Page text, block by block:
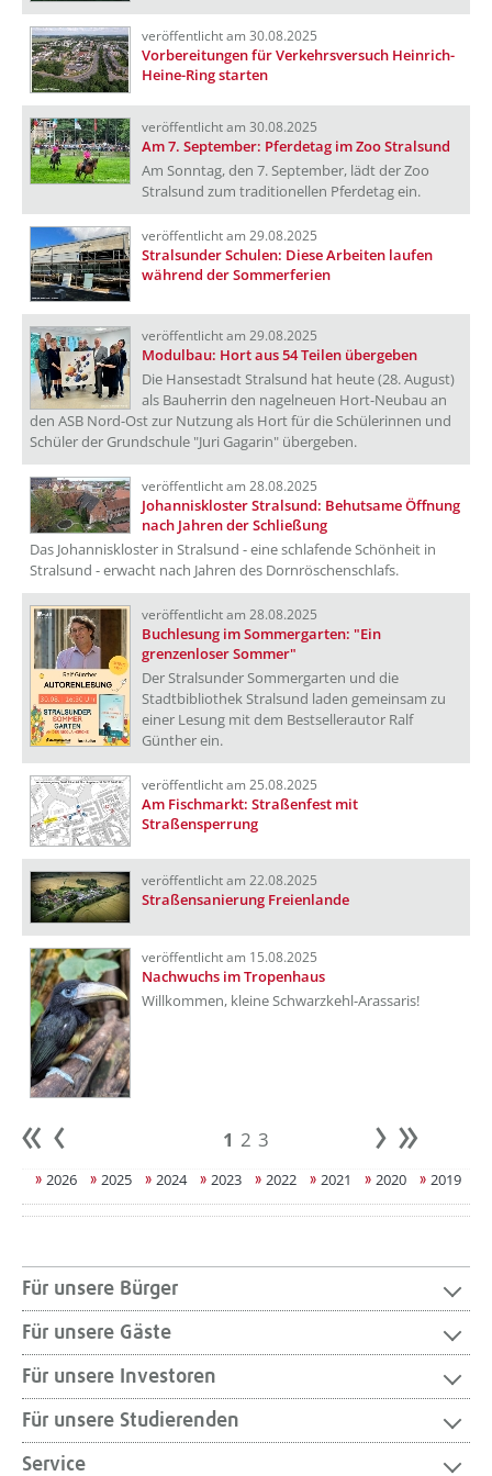
veröffentlicht am 30.08.2025
Vorbereitungen für Verkehrsversuch Heinrich-
Heine-Ring starten
veröffentlicht am 30.08.2025
Am 7. September: Pferdetag im Zoo Stralsund
Am Sonntag, den 7. September, lädt der Zoo
Stralsund zum traditionellen Pferdetag ein.
veröffentlicht am 29.08.2025
Stralsunder Schulen: Diese Arbeiten laufen
während der Sommerferien
veröffentlicht am 29.08.2025
Modulbau: Hort aus 54 Teilen übergeben
Die Hansestadt Stralsund hat heute (28. August)
als Bauherrin den nagelneuen Hort-Neubau an
den ASB Nord-Ost zur Nutzung als Hort für die Schülerinnen und
Schüler der Grundschule "Juri Gagarin" übergeben.
veröffentlicht am 28.08.2025
Johanniskloster Stralsund: Behutsame Öffnung
nach Jahren der Schließung
Das Johanniskloster in Stralsund - eine schlafende Schönheit in
Stralsund - erwacht nach Jahren des Dornröschenschlafs.
veröffentlicht am 28.08.2025
Buchlesung im Sommergarten: "Ein
grenzenloser Sommer"
Der Stralsunder Sommergarten und die
Stadtbibliothek Stralsund laden gemeinsam zu
einer Lesung mit dem Bestsellerautor Ralf
Günther ein.
veröffentlicht am 25.08.2025
Am Fischmarkt: Straßenfest mit
Straßensperrung
veröffentlicht am 22.08.2025
Straßensanierung Freienlande
veröffentlicht am 15.08.2025
Nachwuchs im Tropenhaus
Willkommen, kleine Schwarzkehl-Arassaris!
Anfang 1 2 3 weiter
2026 2025 2024 2023 2022 2021 2020 2019
Für unsere Bürger
Für unsere Gäste
Für unsere Investoren
Für unsere Studierenden
Service